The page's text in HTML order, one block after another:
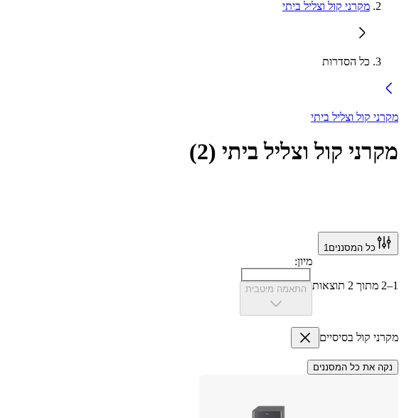
מקרני קול וצליל ביתי
כל הסדרות
מקרני קול וצליל ביתי
מקרני קול וצליל ביתי (
2
)
כל המסננים 1
1–2 מתוך 2 תוצאות
מיון:
התאמה מיטבית
מקרני קול בסיסיים
נקה את כל המסננים